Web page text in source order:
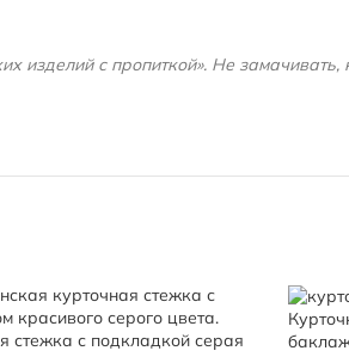
изделий с пропиткой». Не замачивать,
стежка с подкладкой серая